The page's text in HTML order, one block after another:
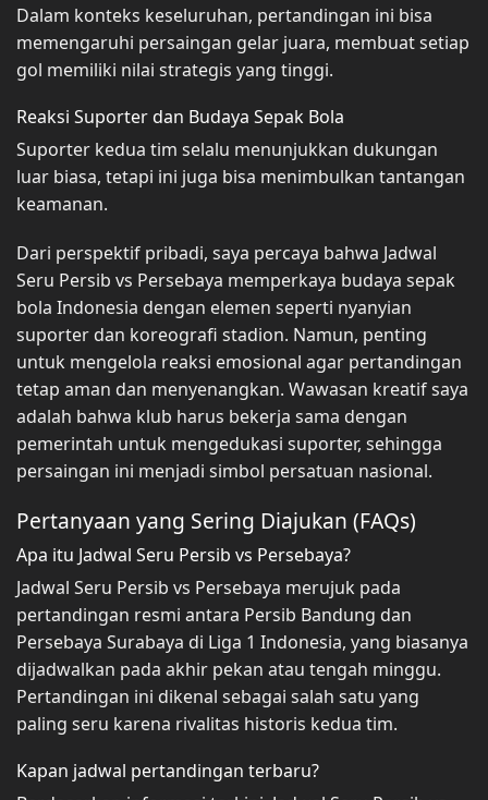
Dalam konteks keseluruhan, pertandingan ini bisa
memengaruhi persaingan gelar juara, membuat setiap
gol memiliki nilai strategis yang tinggi.
Reaksi Suporter dan Budaya Sepak Bola
Suporter kedua tim selalu menunjukkan dukungan
luar biasa, tetapi ini juga bisa menimbulkan tantangan
keamanan.
Dari perspektif pribadi, saya percaya bahwa Jadwal
Seru Persib vs Persebaya memperkaya budaya sepak
bola Indonesia dengan elemen seperti nyanyian
suporter dan koreografi stadion. Namun, penting
untuk mengelola reaksi emosional agar pertandingan
tetap aman dan menyenangkan. Wawasan kreatif saya
adalah bahwa klub harus bekerja sama dengan
pemerintah untuk mengedukasi suporter, sehingga
persaingan ini menjadi simbol persatuan nasional.
Pertanyaan yang Sering Diajukan (FAQs)
Apa itu Jadwal Seru Persib vs Persebaya?
Jadwal Seru Persib vs Persebaya merujuk pada
pertandingan resmi antara Persib Bandung dan
Persebaya Surabaya di Liga 1 Indonesia, yang biasanya
dijadwalkan pada akhir pekan atau tengah minggu.
Pertandingan ini dikenal sebagai salah satu yang
paling seru karena rivalitas historis kedua tim.
Kapan jadwal pertandingan terbaru?